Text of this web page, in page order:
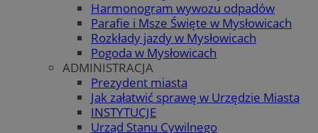
Harmonogram wywozu odpadów
Parafie i Msze Święte w Mysłowicach
Rozkłady jazdy w Mysłowicach
Pogoda w Mysłowicach
ADMINISTRACJA
Prezydent miasta
Jak załatwić sprawę w Urzędzie Miasta
INSTYTUCJE
Urząd Stanu Cywilnego